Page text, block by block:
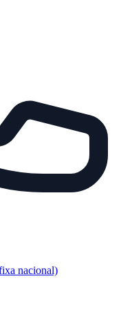
nacional)